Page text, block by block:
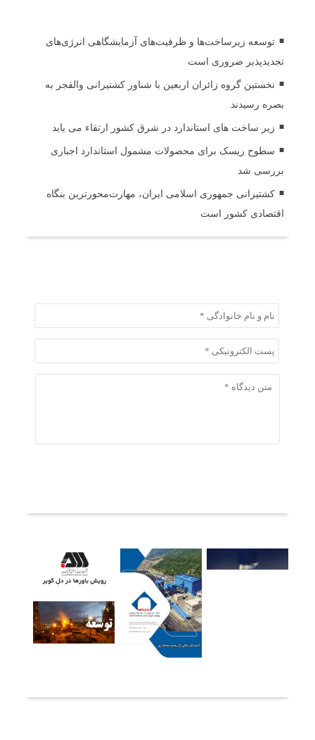
توسعه زیرساخت‌ها و ظرفیت‌های آزمایشگاهی انرژی‌های
تجدیدپذیر ضروری است
نخستین گروه زائران اربعین با شناور کشتیرانی والفجر به
بصره رسیدند
زیر ساخت های استاندارد در شرق کشور ارتقاء می یابد
سطوح ریسک برای محصولات مشمول استاندارد اجباری
بررسی شد
کشتیرانی جمهوری اسلامی ایران، مهارت‌محورترین بنگاه
اقتصادی کشور است